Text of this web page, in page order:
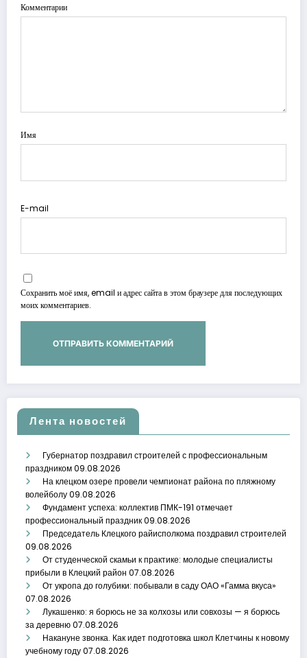
Комментарии
Имя
E-mail
Сохранить моё имя, email и адрес сайта в этом браузере для последующих
моих комментариев.
Лента новостей
Губернатор поздравил строителей с профессиональным
праздником09.08.2026
На клецком озере провели чемпионат района по пляжному
волейболу09.08.2026
Фундамент успеха: коллектив ПМК-191 отмечает
профессиональный праздник09.08.2026
Председатель Клецкого райисполкома поздравил строителей
09.08.2026
От студенческой скамьи к практике: молодые специалисты
прибыли в Клецкий район 07.08.2026
От укропа до голубики: побывали в саду ОАО «Гамма вкуса»
07.08.2026
Лукашенко: я борюсь не за колхозы или совхозы — я борюсь
за деревню07.08.2026
Накануне звонка. Как идет подготовка школ Клетчины к новому
учебному году07.08.2026